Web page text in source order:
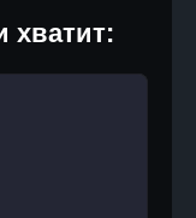
хватит: